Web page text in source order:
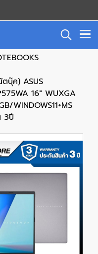
บุ๊ค) ASUS
16" WUXGA
WINDOWS11+MS
3ปี